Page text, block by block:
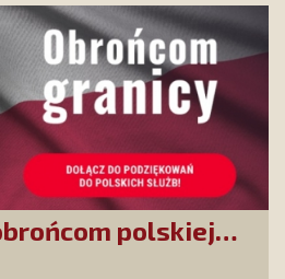
polskiej